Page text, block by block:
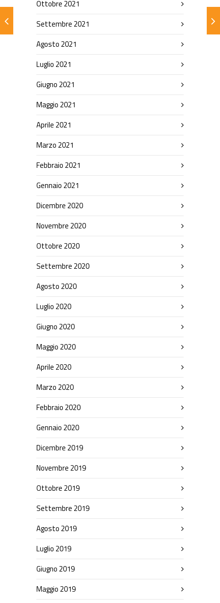
Ottobre 2021
Settembre 2021
Agosto 2021
Luglio 2021
Giugno 2021
Maggio 2021
Aprile 2021
Marzo 2021
Febbraio 2021
Gennaio 2021
Dicembre 2020
Novembre 2020
Ottobre 2020
Settembre 2020
Agosto 2020
Luglio 2020
Giugno 2020
Maggio 2020
Aprile 2020
Marzo 2020
Febbraio 2020
Gennaio 2020
Dicembre 2019
Novembre 2019
Ottobre 2019
Settembre 2019
Agosto 2019
Luglio 2019
Giugno 2019
Maggio 2019